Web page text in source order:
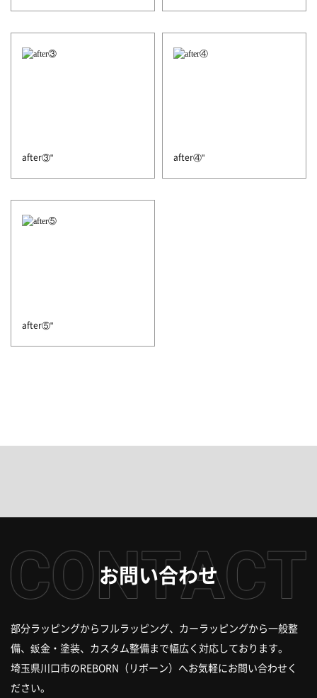
after③" after④"
after⑤"
お問い合わせ
部分ラッピングからフルラッピング、カーラッピングから一般整
備、 鈑金・塗装、カスタム整備まで幅広く対応しております。
埼玉県川口市のREBORN（リボーン）へお気軽にお問い合わせく
ださい。